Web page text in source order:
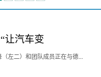
让汽车变
（左二）和团队成员正在与德...